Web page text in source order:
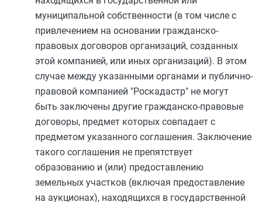
муниципальной собственности (в том числе с
привлечением на основании гражданско-
правовых договоров организаций, созданных
этой компанией, или иных организаций). В этом
случае между указанными органами и публично-
правовой компанией "Роскадастр" не могут
быть заключены другие гражданско-правовые
договоры, предмет которых совпадает с
предметом указанного соглашения. Заключение
такого соглашения не препятствует
образованию и (или) предоставлению
земельных участков (включая предоставление
на аукционах), находящихся в государственной